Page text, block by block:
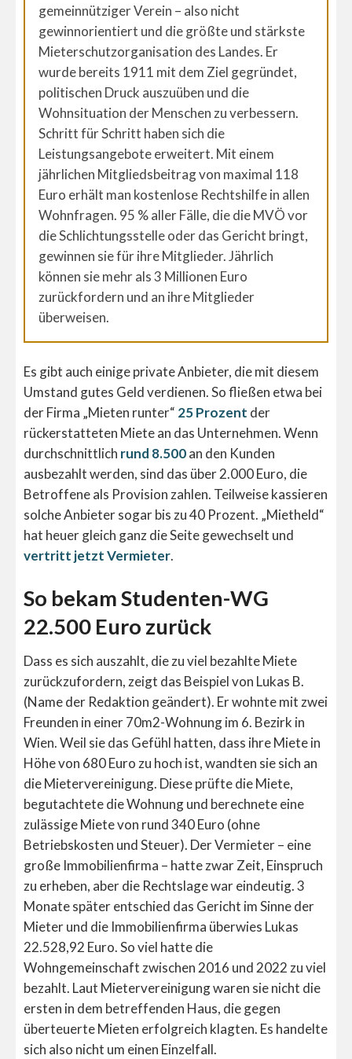
gemeinnütziger Verein – also nicht
gewinnorientiert und die größte und stärkste
Mieterschutzorganisation des Landes. Er
wurde bereits 1911 mit dem Ziel gegründet,
politischen Druck auszuüben und die
Wohnsituation der Menschen zu verbessern.
Schritt für Schritt haben sich die
Leistungsangebote erweitert. Mit einem
jährlichen Mitgliedsbeitrag von maximal 118
Euro erhält man kostenlose Rechtshilfe in allen
Wohnfragen. 95 % aller Fälle, die die MVÖ vor
die Schlichtungsstelle oder das Gericht bringt,
gewinnen sie für ihre Mitglieder. Jährlich
können sie mehr als 3 Millionen Euro
zurückfordern und an ihre Mitglieder
überweisen.
Es gibt auch einige private Anbieter, die mit diesem
Umstand gutes Geld verdienen. So fließen etwa bei
der Firma „Mieten runter“ 25 Prozent der
rückerstatteten Miete an das Unternehmen. Wenn
durchschnittlich rund 8.500an den Kunden
ausbezahlt werden, sind das über 2.000 Euro, die
Betroffene als Provision zahlen. Teilweise kassieren
solche Anbieter sogar bis zu 40 Prozent. „Mietheld“
hat heuer gleich ganz die Seite gewechselt und
vertritt jetzt Vermieter.
So bekam Studenten-WG
22.500 Euro zurück
Dass es sich auszahlt, die zu viel bezahlte Miete
zurückzufordern, zeigt das Beispiel von Lukas B.
(Name der Redaktion geändert). Er wohnte mit zwei
Freunden in einer 70m2-Wohnung im 6. Bezirk in
Wien. Weil sie das Gefühl hatten, dass ihre Miete in
Höhe von 680 Euro zu hoch ist, wandten sie sich an
die Mietervereinigung. Diese prüfte die Miete,
begutachtete die Wohnung und berechnete eine
zulässige Miete von rund 340 Euro (ohne
Betriebskosten und Steuer). Der Vermieter – eine
große Immobilienfirma – hatte zwar Zeit, Einspruch
zu erheben, aber die Rechtslage war eindeutig. 3
Monate später entschied das Gericht im Sinne der
Mieter und die Immobilienfirma überwies Lukas
22.528,92 Euro. So viel hatte die
Wohngemeinschaft zwischen 2016 und 2022 zu viel
bezahlt. Laut Mietervereinigung waren sie nicht die
ersten in dem betreffenden Haus, die gegen
überteuerte Mieten erfolgreich klagten. Es handelte
sich also nicht um einen Einzelfall.